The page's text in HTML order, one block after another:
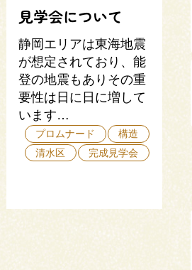
見学会について
静岡エリアは東海地震
が想定されており、能
登の地震もありその重
要性は日に日に増して
います…
プロムナード
構造
清水区
完成見学会